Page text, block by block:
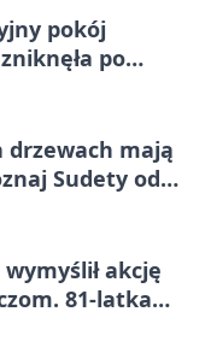
pokój
po
drzewach mają
Sudety od
akcję
81-latka